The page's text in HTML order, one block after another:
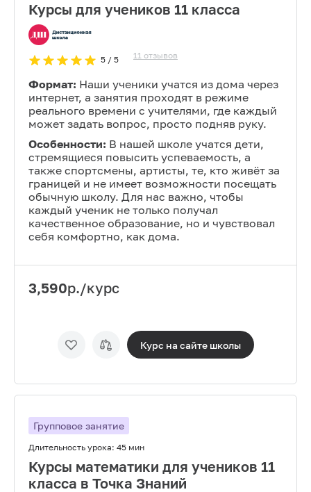
Курсы для учеников 11 класса
5/ 5 11 отзывов
Формат: Наши ученики учатся из дома через
интернет, а занятия проходят в режиме
реального времени с учителями, где каждый
может задать вопрос, просто подняв руку.
Особенности: В нашей школе учатся дети,
стремящиеся повысить успеваемость, а
также спортсмены, артисты, те, кто живёт за
границей и не имеет возможности посещать
обычную школу. Для нас важно, чтобы
каждый ученик не только получал
качественное образование, но и чувствовал
себя комфортно, как дома.
3,590р./курс
Курс на сайте школы
Групповое занятие
Длительность урока: 45 мин
Курсы математики для учеников 11
класса в Точка Знаний